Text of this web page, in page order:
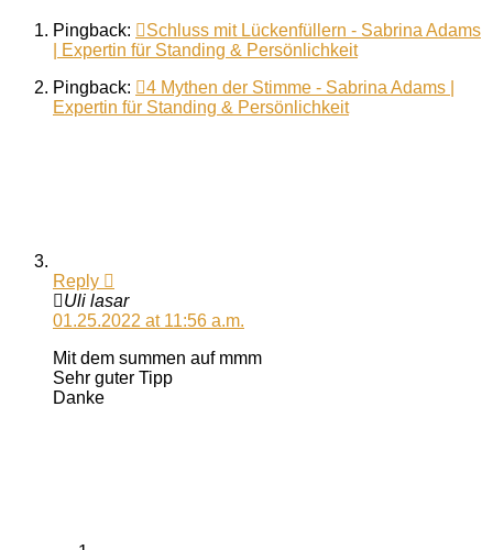
Pingback:
Schluss mit Lückenfüllern - Sabrina Adams
| Expertin für Standing & Persönlichkeit
Pingback:
4 Mythen der Stimme - Sabrina Adams |
Expertin für Standing & Persönlichkeit
Reply
Uli lasar
01.25.2022 at 11:56 a.m.
Mit dem summen auf mmm
Sehr guter Tipp
Danke